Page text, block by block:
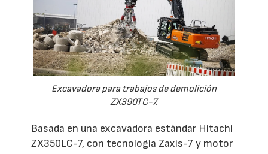
Excavadora para trabajos de demolición
ZX390TC-7.
Basada en una excavadora estándar Hitachi
ZX350LC-7, con tecnología Zaxis-7 y motor